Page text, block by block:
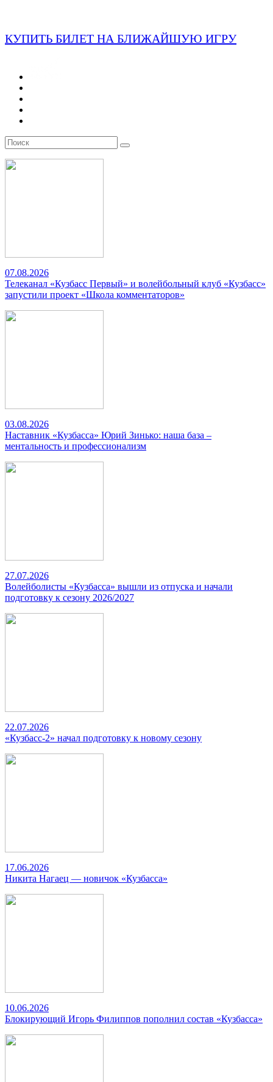
КУПИТЬ БИЛЕТ НА БЛИЖАЙШУЮ ИГРУ
07.08.2026
Телеканал «Кузбасс Первый» и волейбольный клуб «Кузбасс»
запустили проект «Школа комментаторов»
03.08.2026
Наставник «Кузбасса» Юрий Зинько: наша база –
ментальность и профессионализм
27.07.2026
Волейболисты «Кузбасса» вышли из отпуска и начали
подготовку к сезону 2026/2027
22.07.2026
«Кузбасс-2» начал подготовку к новому сезону
17.06.2026
Никита Нагаец — новичок «Кузбасса»
10.06.2026
Блокирующий Игорь Филиппов пополнил состав «Кузбасса»